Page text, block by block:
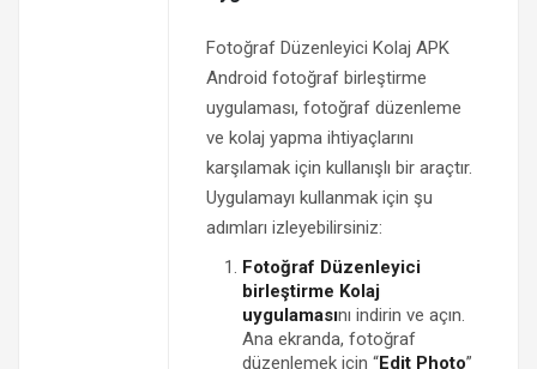
Fotoğraf Düzenleyici Kolaj APK
Android fotoğraf birleştirme
uygulaması, fotoğraf düzenleme
ve kolaj yapma ihtiyaçlarını
karşılamak için kullanışlı bir araçtır.
Uygulamayı kullanmak için şu
adımları izleyebilirsiniz:
Fotoğraf Düzenleyici
birleştirme Kolaj
uygulamasını indirin ve açın.
Ana ekranda, fotoğraf
düzenlemek için “Edit Photo”